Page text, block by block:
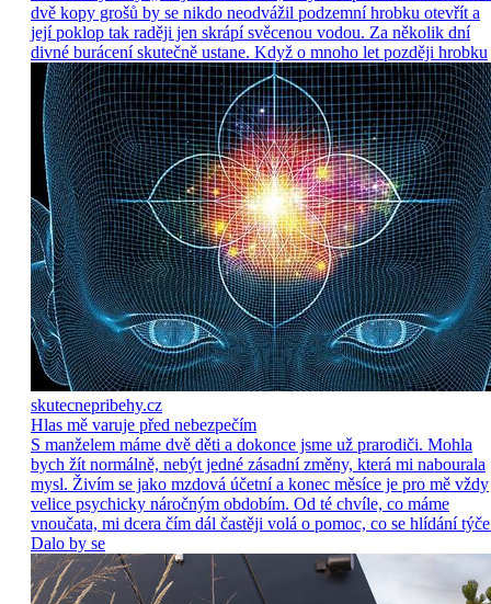
dvě kopy grošů by se nikdo neodvážil podzemní hrobku otevřít a
její poklop tak raději jen skrápí svěcenou vodou. Za několik dní
divné burácení skutečně ustane. Když o mnoho let později hrobku
skutecnepribehy.cz
Hlas mě varuje před nebezpečím
S manželem máme dvě děti a dokonce jsme už prarodiči. Mohla
bych žít normálně, nebýt jedné zásadní změny, která mi nabourala
mysl. Živím se jako mzdová účetní a konec měsíce je pro mě vždy
velice psychicky náročným obdobím. Od té chvíle, co máme
vnoučata, mi dcera čím dál častěji volá o pomoc, co se hlídání
Dalo by se